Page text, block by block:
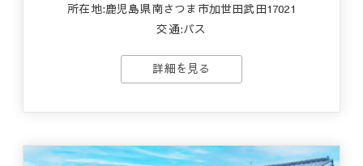
所在地:鹿児島県南さつま市加世田武田17021
交通:バス
詳細を見る